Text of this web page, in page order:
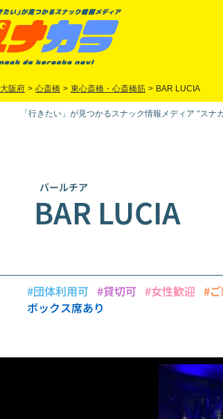
大阪府 > 心斎橋 > 東心斎橋・心斎橋筋 > BAR LUCIA
「行きたい」が見つかるスナック情報メディア “スナ
バールチア
BAR LUCIA
#団体利用可 #貸切可 #女性歓迎 #
ボックス席あり